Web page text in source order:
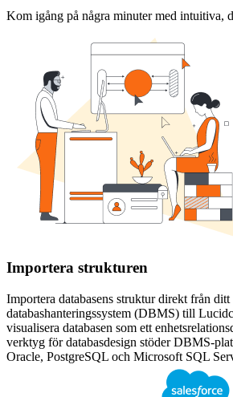
Kom igång på några minuter med intuitiva,
Importera strukturen
Importera databasens struktur direkt från ditt
databashanteringssystem (DBMS) till
visualisera databasen som ett
verktyg för databasdesign stöder DBMS-
Oracle, PostgreSQL och Microsoft SQL